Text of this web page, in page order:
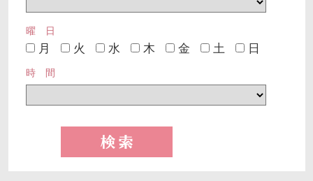
曜 日
月 火 水 木 金 土 日
時 間